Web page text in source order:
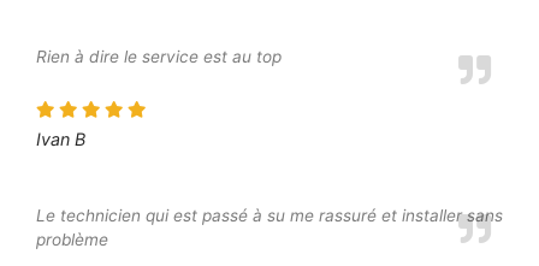
Rien à dire le service est au top
Ivan B
Le technicien qui est passé à su me rassuré et installer sans
problème